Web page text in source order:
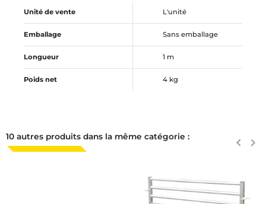
Unité de vente L'unité
Emballage Sans emballage
Longueur 1 m
Poids net 4 kg
10 autres produits dans la même catégorie : keyboard_arrow_left keyboard_arrow_right